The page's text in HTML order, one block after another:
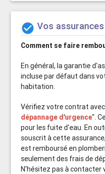
 Vos assurances
Comment se faire
En général, la garantie
incluse par défaut dans
habitation.
Vérifiez votre contrat
dépannage d'urgence".
pour les fuite d'eau. En
souscrit à cette
est remboursé en
seulement des frais de
N'hésitez pas à contacter